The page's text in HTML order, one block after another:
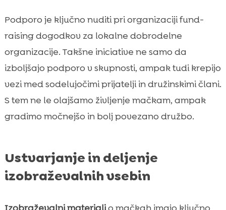
Podporo je ključno nuditi pri organizaciji fund-
raising dogodkov za lokalne dobrodelne
organizacije. Takšne iniciative ne samo da
izboljšajo podporo v skupnosti, ampak tudi krepijo
vezi med sodelujočimi prijatelji in družinskimi člani.
S tem ne le olajšamo življenje mačkam, ampak
gradimo močnejšo in bolj povezano družbo.
Ustvarjanje in deljenje
izobraževalnih vsebin